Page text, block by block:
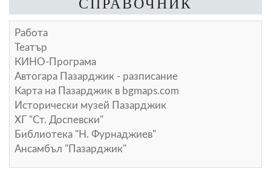
СПРАВОЧНИК
Работа
Театър
КИНО-Програма
Автогара Пазарджик - разписание
Карта на Пазарджик в bgmaps.com
Исторически музей Пазарджик
ХГ "Ст. Доспевски"
Библиотека "Н. Фурнаджиев"
Ансамбъл "Пазарджик"